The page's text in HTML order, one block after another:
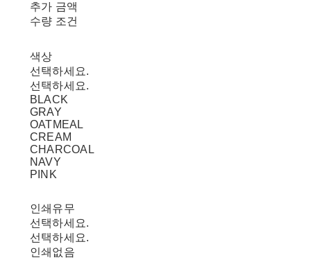
추가 금액
수량 조건
색상
선택하세요.
선택하세요.
BLACK
GRAY
OATMEAL
CREAM
CHARCOAL
NAVY
PINK
인쇄유무
선택하세요.
선택하세요.
인쇄없음